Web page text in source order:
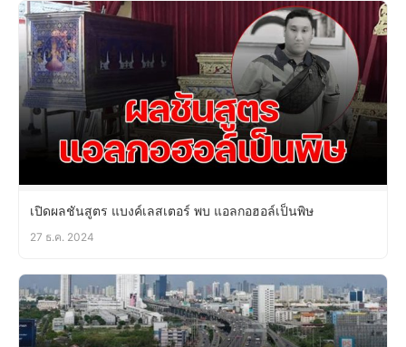
เปิดผลชันสูตร แบงค์เลสเตอร์ พบ แอลกอฮอล์เป็นพิษ
27 ธ.ค. 2024